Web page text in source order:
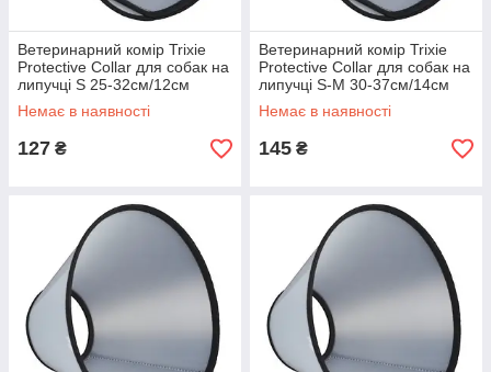
Ветеринарний комір Trixie
Protective Collar для собак на
липучці S 25-32см/12см
Немає в наявності
127 ₴
Ветеринарний комір Trixie
Protective Collar для собак на
липучці S-M 30-37см/14см
Немає в наявності
145 ₴